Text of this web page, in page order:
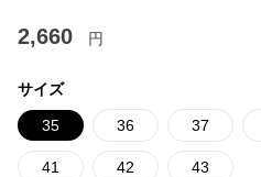
2,660 円
サイズ
35 36 37
41 42 43